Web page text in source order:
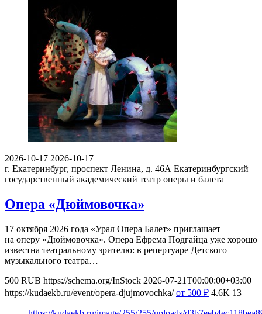
2026-10-17 2026-10-17
г. Екатеринбург, проспект Ленина, д. 46А Екатеринбургский
государственный академический театр оперы и балета
Опера «Дюймовочка»
17 октября 2026 года «Урал Опера Балет» приглашает
на оперу «Дюймовочка». Опера Ефрема Подгайца уже хорошо
известна театральному зрителю: в репертуаре Детского
музыкального театра…
500 RUB https://schema.org/InStock 2026-07-21T00:00:00+03:00
https://kudaekb.ru/event/opera-djujmovochka/ от 500 ₽ 4.6K 13